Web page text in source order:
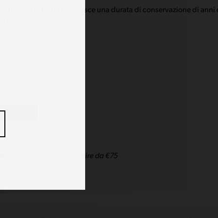
e in botte garantisce una durata di conservazione di anni
carrello
Benelux e Francia a partire da €75